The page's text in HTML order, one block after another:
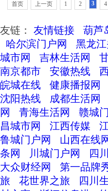
首页 上一页 1 2 3 4
友链： 友情链接 葫芦
哈尔滨门户网
黑龙
城市网
吉林生活网
南京都市
安徽热线
皖城在线
健康播报网
沈阳热线
成都生活网
网
青海生活网 赣城
昌城市网
江西传媒
鲁城门户网
山西在线
条网
川城门户网 四
大众财经网
第一品牌
旅
花世界之旅 四川